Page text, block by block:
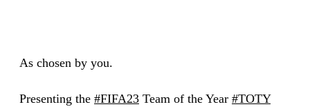
As chosen by you.
Presenting the #FIFA23 Team of the Year #TOTY